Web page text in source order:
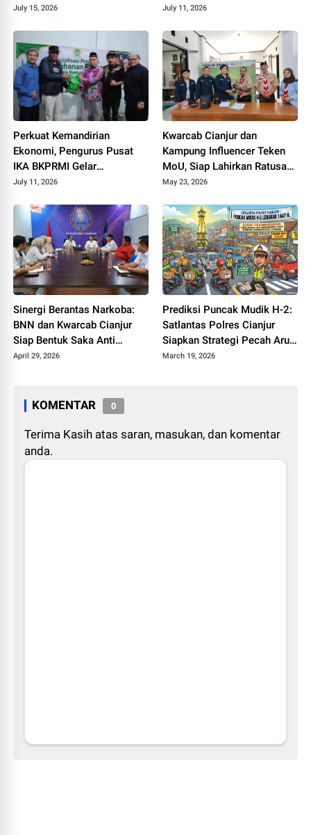
Cianjur Tidur Nyenyak Tanpa
July 15, 2026
Pameran Bonsai dan Suiseki
July 11, 2026
Perkuat Kemandirian
Ekonomi, Pengurus Pusat
IKA BKPRMI Gelar
Sosialisasi Ketahanan
July 11, 2026
Kwarcab Cianjur dan
Kampung Influencer Teken
MoU, Siap Lahirkan Ratusan
Kreator Konten Edukatif
May 23, 2026
Sinergi Berantas Narkoba:
BNN dan Kwarcab Cianjur
Siap Bentuk Saka Anti
Narkotika
April 29, 2026
Prediksi Puncak Mudik H-2:
Satlantas Polres Cianjur
Siapkan Strategi Pecah Arus
ke Jalur Alternatif
March 19, 2026
KOMENTAR 0
Terima Kasih atas saran, masukan, dan komentar
anda.